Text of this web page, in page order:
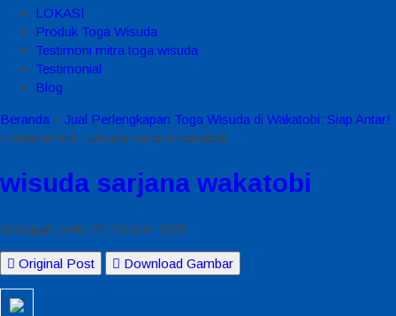
LOKASI
Produk Toga Wisuda
Testimoni mitra toga wisuda
Testimonial
Blog
Beranda » Jual Perlengkapan Toga Wisuda di Wakatobi: Siap Antar!
» Attachment : wisuda sarjana wakatobi
wisuda sarjana wakatobi
Diunggah pada 27 Oktober 2025
Original Post Download Gambar